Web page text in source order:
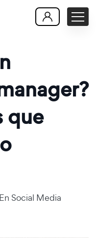
que
En Social Media